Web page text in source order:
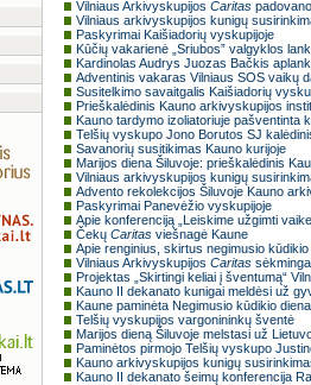
Vilniaus Arkivyskupijos Caritas
Vilniaus arkivyskupijos kunigų
Paskyrimai Kaišiadorių vyskupijoje
Kūčių vakarienė „Sriubos” valgyklos
Kardinolas Audrys Juozas Bačkis
Adventinis vakaras Vilniaus SOS vaikų
Susitelkimo savaitgalis Kaišiadorių
Prieškalėdinis Kauno arkivyskupijos
Kauno tardymo izoliatoriuje pašventinta
Telšių vyskupo Jono Borutos SJ
Savanorių susitikimas Kauno kurijoje
Marijos diena Šiluvoje: prieškalėdinis
Vilniaus arkivyskupijos kunigų
Advento rekolekcijos Šiluvoje Kauno
Paskyrimai Panevėžio vyskupijoje
Apie konferenciją „Leiskime užgimti
Čekų Caritas viešnagė Kaune
Apie renginius, skirtus negimusio
Vilniaus Arkivyskupijos Caritas
Projektas „Skirtingi keliai į šventumą“
Kauno II dekanato kunigai meldėsi už
Kaune paminėta Negimusio kūdikio diena
Telšių vyskupijos vargonininkų šventė
Marijos dieną Šiluvoje melstasi už
Paminėtos pirmojo Telšių vyskupo
Kauno arkivyskupijos kunigų
Kauno II dekanato šeimų konferencija